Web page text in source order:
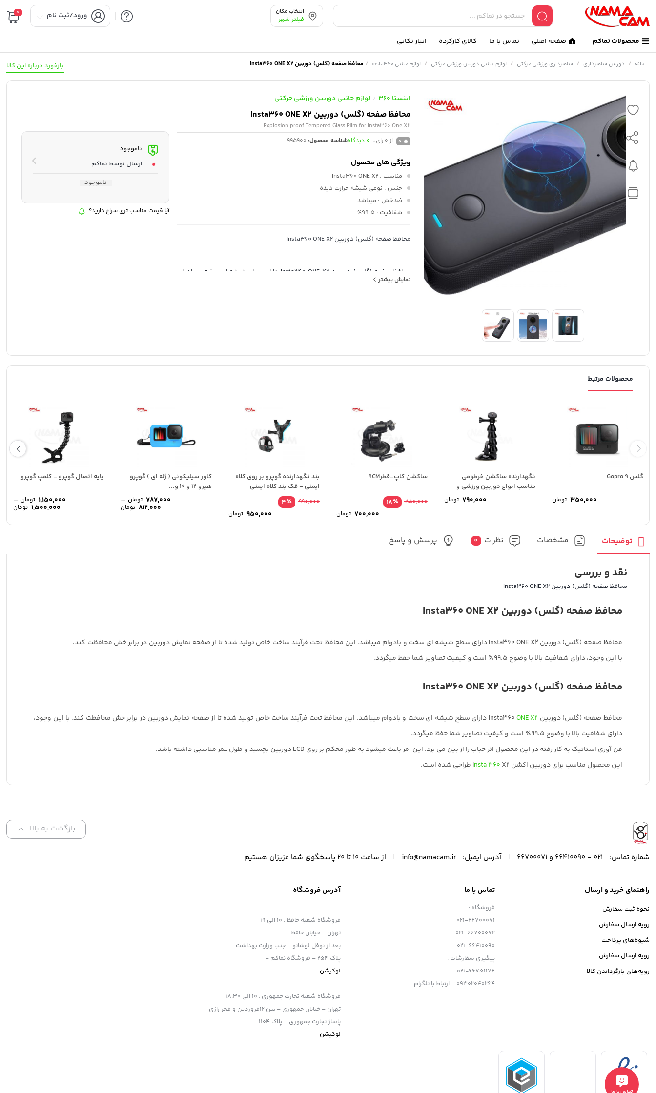
انتخاب مکان
فیلتر شهر ورود/ثبت نام 0
محصولات نماکم صفحه اصلی تماس با ما کالای کارکرده انبار تکانی
بازخورد درباره این کالا خانه / دوربین فیلمبرداری / فیلمبرداری ورزشی حرکتی / لوازم جانبی دوربین ورزشی حرکتی / لوازم جانبی insta360 / محافظ صفحه (گلس) دوربین Insta360 ONE X2
اینستا 360 / لوازم جانبی دوربین ورزشی حرکتی
محافظ صفحه (گلس) دوربین Insta360 ONE X2
Explosion proof Tempered Glass Film for Insta360 One X2
0 از 0 رای 0 دیدگاهشناسه محصول: 995900
ویژگی های محصول
مناسب : Insta360 ONE X2
جنس : نوعی شیشه حرارت دیده
ضدخش : میباشد
شفافیت : 99.5%
محافظ صفحه (گلس) دوربین Insta360 ONE X2
محافظ صفحه (گلس) دوربین Insta360 ONE X2 دارای سطح شیشه ای سخت و بادوام
نمایش بیشتر
ناموجود
ارسال توسط نماکم
ناموجود
آیا قیمت مناسب تری سراغ دارید؟
محصولات مرتبط
گلس Gopro 9
350,000 تومان
نگهدارنده ساکشن خرطومی
مناسب انواع دوربین ورزشی و
790,000 تومان
ساکشن کاپ-قطر9CM
٪18 850,000
قیمت
اصلی
850,000 تومان
700,000 تومان
فعلی
بند نگهدارنده گوپرو بر روی کلاه
ایمنی – فک بند کلاه ایمنی
٪4 990,000
قیمت
اصلی
990,000 تومان
950,000 تومان
فعلی
کاور سیلیکونی ( ژله ای ) گوپرو
هیرو 12 و 10 و...
787,000 تومان –
812,000 تومانمحدوده
787,000 تومان
پایه اتصال گوپرو – کلمپ گوپرو
1,150,000 تومان –
1,500,000 تومان
توضیحات مشخصات نظرات 0 پرسش و پاسخ
نقد و بررسی
محافظ صفحه (گلس) دوربین Insta360 ONE X2
محافظ صفحه (گلس) دوربین Insta360 ONE X2
محافظ صفحه (گلس) دوربین Insta360 ONE X2 دارای سطح شیشه ای سخت و بادوام میباشد. این محافظ تحت فرآیند ساخت خاص تولید شده تا از صفحه نمایش دوربین در برابر خش محافظت کند.
با این وجود، دارای شفافیت بالا با وضوح 99.5٪ است و کیفیت تصاویر شما حفظ میگردد.
محافظ صفحه (گلس) دوربین Insta360 ONE X2
محافظ صفحه (گلس) دوربین Insta360 ONE X2
دارای سطح شیشه ای سخت و بادوام میباشد. این محافظ تحت فرآیند ساخت خاص تولید شده تا از صفحه نمایش دوربین در برابر خش محافظت کند. با این وجود،
دارای شفافیت بالا با وضوح 99.5٪ است و کیفیت تصاویر شما حفظ میگردد.
فن آوری استاتیک به کار رفته در این محصول اثر حباب را از بین می برد. این امر باعث میشود به طور محکم بر روی LCD دوربین بچسبد و طول عمر مناسبی داشته باشد.
این محصول مناسب برای دوربین اکشن I
nsta 360 X2 طراحی شده است.
بازگشت به بالا
شماره تماس: 021 - 66410090 و 66700071 آدرس ایمیل: info@namacam.ir از ساعت 10 تا 20 پاسخگوی شما عزیزان هستیم
راهنمای خرید و ارسال
نحوه ثبت سفارش
رویه ارسال سفارش
شیوه‌های پرداخت
رویه ارسال سفارش
رویه‌های بازگرداندن کالا
تماس با ما
فروشگاه :
021-66700071
021-66700072
021-66410090
پیگیری سفارشات :
021-66751176
09302040264 – ارتباط با تلگرام
آدرس فروشگاه
فروشگاه شعبه حافظ: 10 الی 19
تهران – خیابان حافظ –
بعد از نوفل لوشاتو – جنب وزارت بهداشت –
پلاک 254 – فروشگاه نماکم –
لوکیشن
فروشگاه شعبه تجارت جمهوری : 10 الی 18.30
تهران – خیابان جمهوری – بین 12فروردین و فخر رازی
پاساژ تجارت جمهوری – پلاک 1104
لوکیشن
تماس با ما